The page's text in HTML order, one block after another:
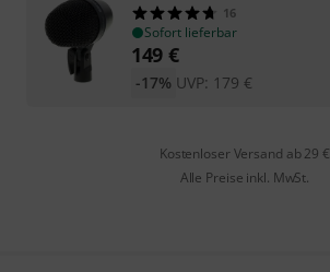
16
Sofort lieferbar
149 €
UVP: 179 €
-17%
Kostenloser Versand ab 29 €
Alle Preise inkl. MwSt.